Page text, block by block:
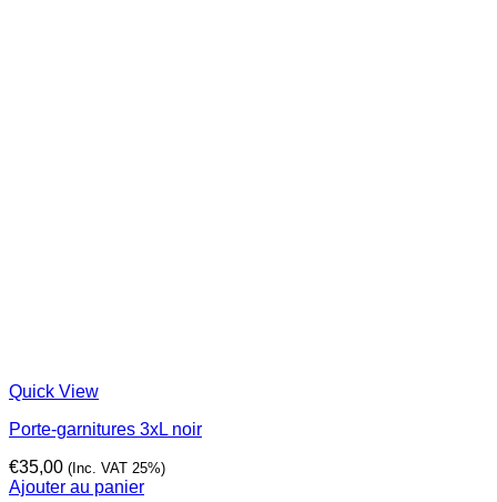
Quick View
Porte-garnitures 3xL noir
€35,00 (Inc. VAT 25%)
Ajouter au panier